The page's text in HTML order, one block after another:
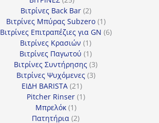
προϊόντα
Βιτρίνες Back Bar 22
προϊόντα
Βιτρίνες Mπύρας Subzero 11
προϊόν
Βιτρίνες Επιτραπέζιες για GN 66
Βιτρίνες Κρασιών 11
προϊόν
Βιτρίνες Παγωτού 11
προϊόν
Βιτρίνες Συντήρησης 33
προϊόντα
Βιτρίνες Ψυχόμενες 33
ΕΙΔΗ BARISTA 2121
προϊόντα
Pitcher Rinser 11
Μπρελόκ 11
προϊόν
Πατητήρια 22